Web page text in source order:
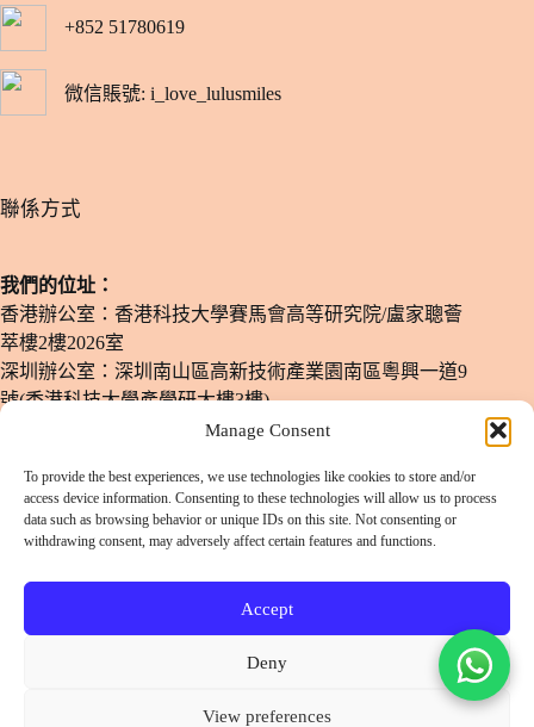
Manage Consent
To provide the best experiences, we use technologies like cookies to store and/or
access device information. Consenting to these technologies will allow us to process
data such as browsing behavior or unique IDs on this site. Not consenting or
withdrawing consent, may adversely affect certain features and functions.
Accept
Deny
View preferences
+852 51780619
微信賬號: i_love_lulusmiles
​聯係方式
我們的位址：
香港辦公室：香港科技大學賽馬會高等研究院/盧家聰薈
萃樓2樓2026室
深圳辦公室：深圳南山區高新技術產業園南區粵興一道9
號(香港科技大學產學研大樓3樓)
info@lulusmiles.com
電話號碼：+852-51780619
​辦公時間：週一至週六：11 am - 8 pm